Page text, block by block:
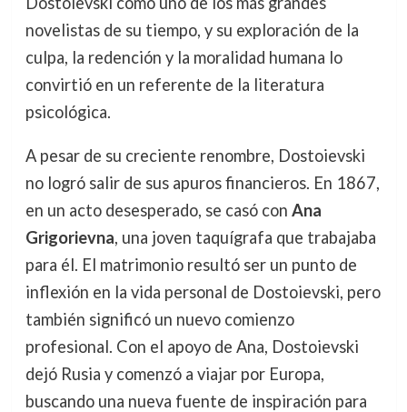
novelistas de su tiempo, y su exploración de la
culpa, la redención y la moralidad humana lo
convirtió en un referente de la literatura
psicológica.
A pesar de su creciente renombre, Dostoievski
no logró salir de sus apuros financieros. En 1867,
en un acto desesperado, se casó con Ana
Grigorievna, una joven taquígrafa que trabajaba
para él. El matrimonio resultó ser un punto de
inflexión en la vida personal de Dostoievski, pero
también significó un nuevo comienzo
profesional. Con el apoyo de Ana, Dostoievski
dejó Rusia y comenzó a viajar por Europa,
buscando una nueva fuente de inspiración para